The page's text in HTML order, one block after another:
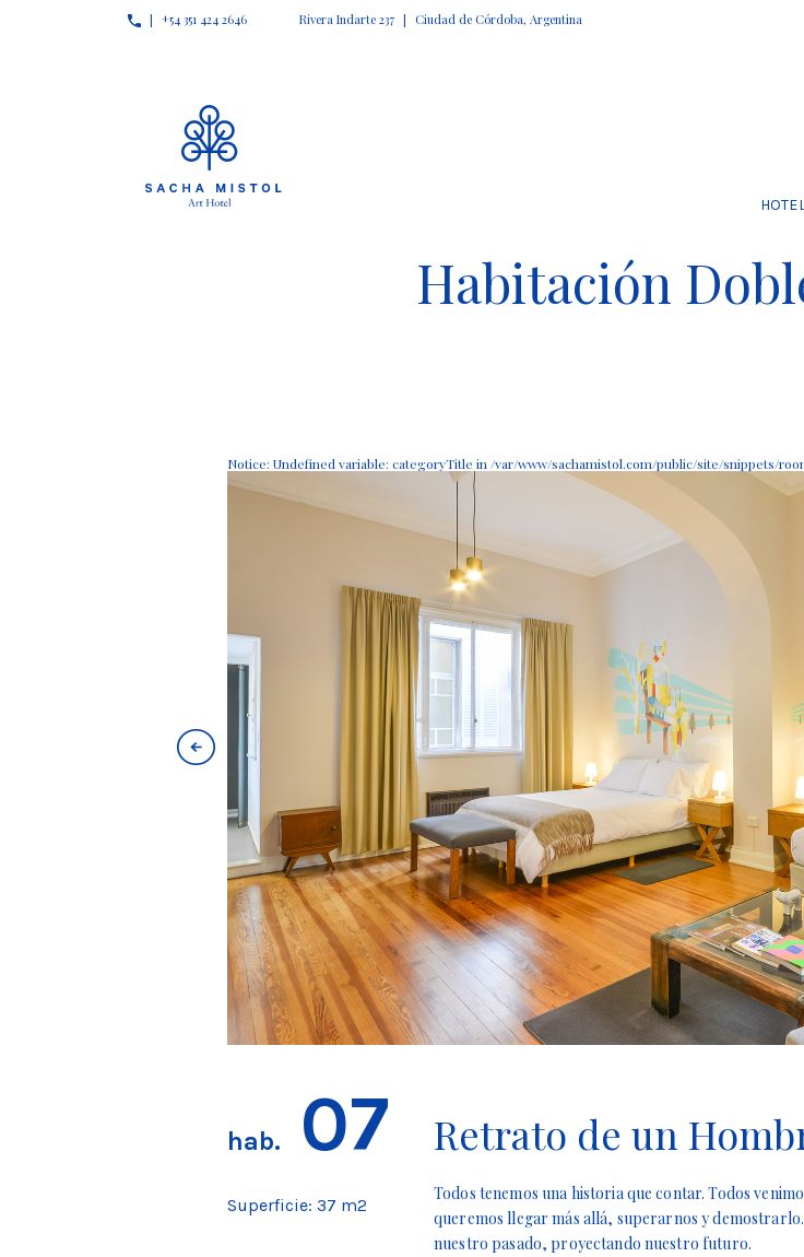
+54 351 424 2646 Rivera Indarte 237 Ciudad de Córdoba, Argentina
Habitación
Notice: Undefined variable: categoryTitle in /var/www/sachamistol.com/public/site/snippets/
hab. 07
Superficie: 37 m2
Retrato de un
Todos tenemos una historia que contar. Todos
queremos llegar más allá, superarnos y
nuestro pasado, proyectando nuestro futuro.